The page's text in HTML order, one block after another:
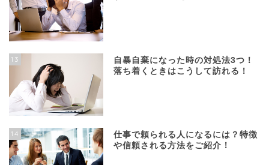
13
自暴自棄になった時の対処法3つ！
落ち着くときはこうして訪れる！
14
仕事で頼られる人になるには？特徴
や信頼される方法をご紹介！